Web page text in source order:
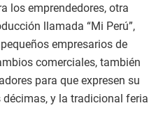
los emprendedores, otra
llamada “Mi Perú”,
empresarios de
comerciales, también
para que expresen su
y la tradicional feria